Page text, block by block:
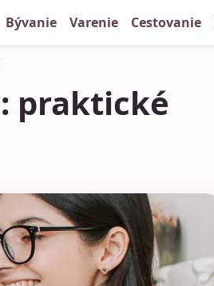
Bývanie Varenie Cestovanie
praktické